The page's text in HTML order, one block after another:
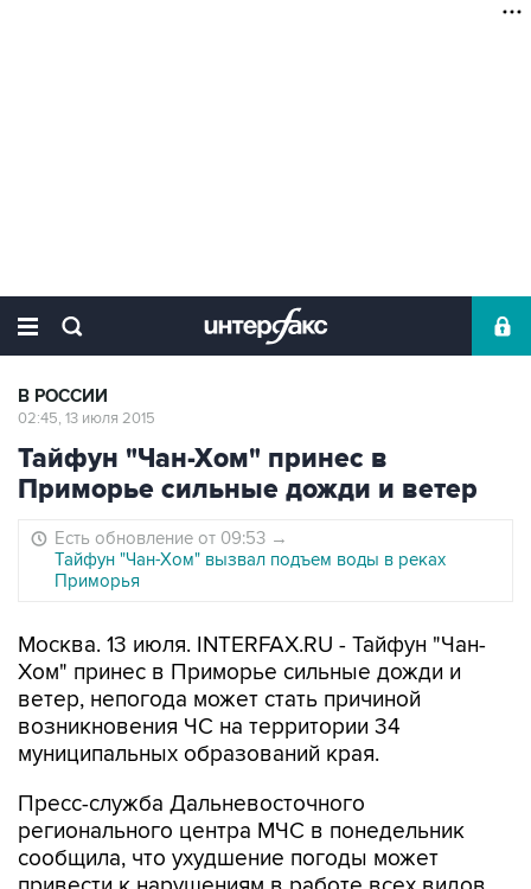
В РОССИИ
02:45, 13 июля 2015
Тайфун "Чан-Хом" принес в
Приморье сильные дожди и ветер
Есть обновление от 09:53 →
Тайфун "Чан-Хом" вызвал подъем воды в реках
Приморья
Москва. 13 июля. INTERFAX.RU - Тайфун "Чан-
Хом" принес в Приморье сильные дожди и
ветер, непогода может стать причиной
возникновения ЧС на территории 34
муниципальных образований края.
Пресс-служба Дальневосточного
регионального центра МЧС в понедельник
сообщила, что ухудшение погоды может